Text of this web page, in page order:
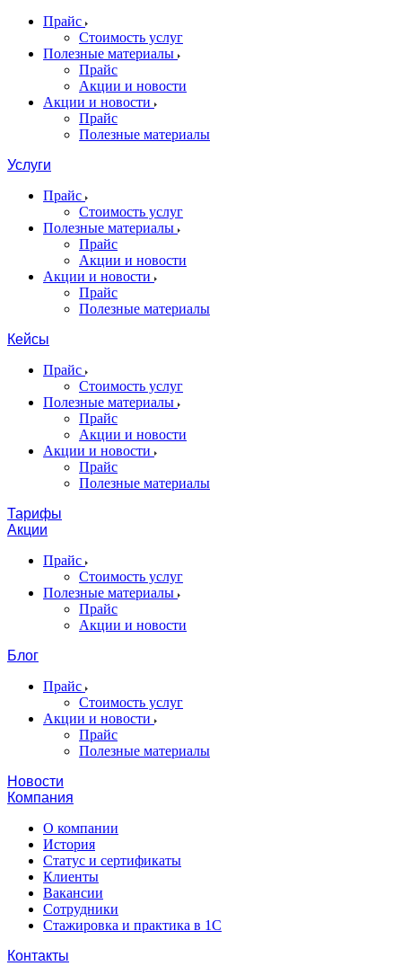
Прайс
Стоимость услуг
Полезные материалы
Прайс
Акции и новости
Акции и новости
Прайс
Полезные материалы
Услуги
Прайс
Стоимость услуг
Полезные материалы
Прайс
Акции и новости
Акции и новости
Прайс
Полезные материалы
Кейсы
Прайс
Стоимость услуг
Полезные материалы
Прайс
Акции и новости
Акции и новости
Прайс
Полезные материалы
Тарифы
Акции
Прайс
Стоимость услуг
Полезные материалы
Прайс
Акции и новости
Блог
Прайс
Стоимость услуг
Акции и новости
Прайс
Полезные материалы
Новости
Компания
О компании
История
Статус и сертификаты
Клиенты
Вакансии
Сотрудники
Стажировка и практика в 1С
Контакты